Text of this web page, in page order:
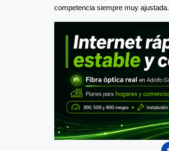
competencia siempre muy ajustada.